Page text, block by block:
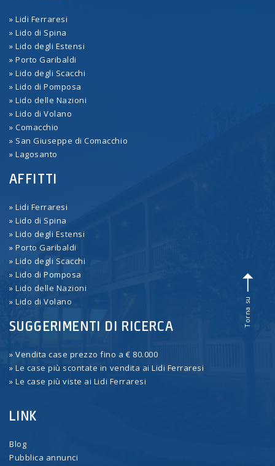
» Lidi Ferraresi
» Lido di Spina
» Lido degli Estensi
» Porto Garibaldi
» Lido degli Scacchi
» Lido di Pomposa
» Lido delle Nazioni
» Lido di Volano
» Comacchio
» San Giuseppe di Comacchio
» Lagosanto
AFFITTI
» Lidi Ferraresi
» Lido di Spina
» Lido degli Estensi
» Porto Garibaldi
» Lido degli Scacchi
» Lido di Pomposa
» Lido delle Nazioni
» Lido di Volano
SUGGERIMENTI DI RICERCA
» Vendita case prezzo fino a € 80.000
» Le case più scontate in vendita ai Lidi Ferraresi
» Le case più viste ai Lidi Ferraresi
LINK
Blog
Pubblica annunci
Torna su